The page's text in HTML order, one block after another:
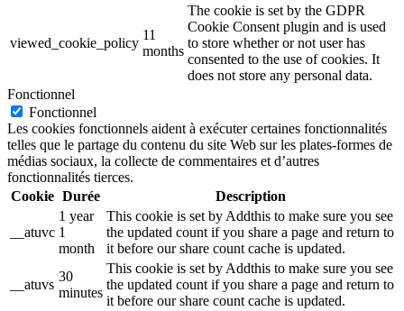
viewed_cookie_policy
11
months
The cookie is set by the GDPR
Cookie Consent plugin and is used
to store whether or not user has
consented to the use of cookies. It
does not store any personal data.
Fonctionnel
Fonctionnel
Les cookies fonctionnels aident à exécuter certaines fonctionnalités
telles que le partage du contenu du site Web sur les plates-formes de
médias sociaux, la collecte de commentaires et d’autres
fonctionnalités tierces.
Cookie Durée Description
__atuvc
1 year
1
month
This cookie is set by Addthis to make sure you see
the updated count if you share a page and return to
it before our share count cache is updated.
__atuvs
30
minutes
This cookie is set by Addthis to make sure you see
the updated count if you share a page and return to
it before our share count cache is updated.